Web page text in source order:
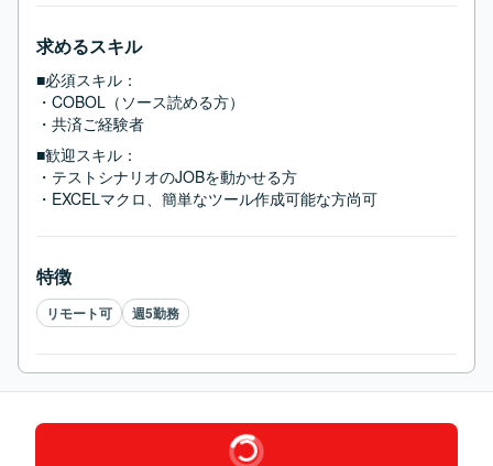
求めるスキル
■必須スキル：
・COBOL（ソース読める方）
・共済ご経験者
■歓迎スキル：
・テストシナリオのJOBを動かせる方
・EXCELマクロ、簡単なツール作成可能な方尚可
特徴
リモート可 週5勤務